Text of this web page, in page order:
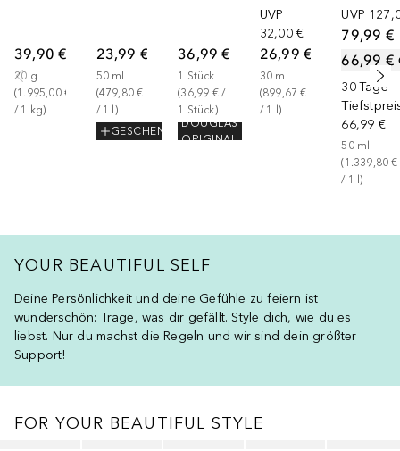
39,90 €
20 g
(1.995,00 €
/ 1 kg)
23,99 €
50 ml
(479,80 €
/ 1
)
GESCHENK
36,99 €
1
Stück
(36,99 € /
1
Stück)
DOUGLAS
ORIGINAL
UVP
32,00 €
26,99 €
30 ml
(899,67 €
/ 1 )
UVP
79,99 €
66,99 €
30-Tage-
66,99 €
50 ml
(1.339,80 €
/ 1 l)
YOUR BEAUTIFUL SELF
Deine Persönlichkeit und deine Gefühle zu feiern ist
wunderschön: Trage, was dir gefällt. Style dich, wie du es
liebst. Nur du machst die Regeln und wir sind dein größter
Support!
FOR YOUR BEAUTIFUL STYLE